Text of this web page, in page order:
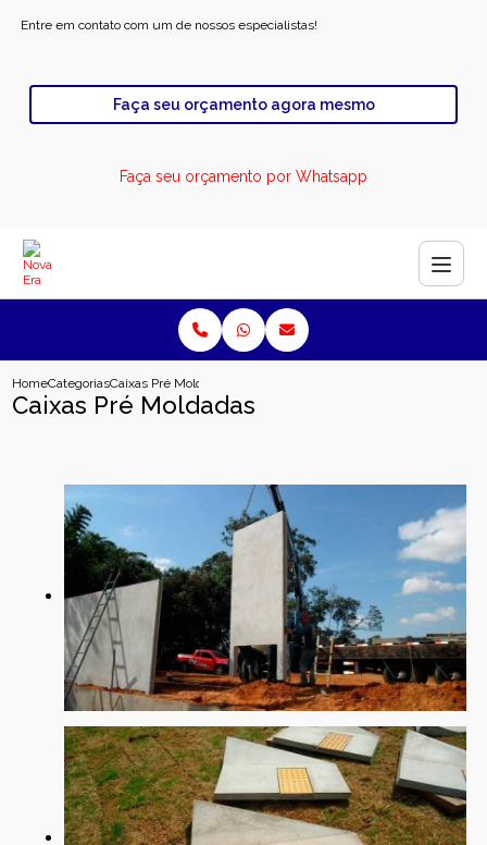
Entre em contato com um de nossos especialistas!
Faça seu orçamento agora mesmo
Faça seu orçamento por Whatsapp
HomeCategoriasCaixas Pré Moldadas
Caixas Pré Moldadas